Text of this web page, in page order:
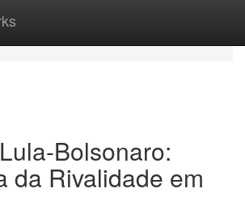
Bolsonaro:
da Rivalidade em